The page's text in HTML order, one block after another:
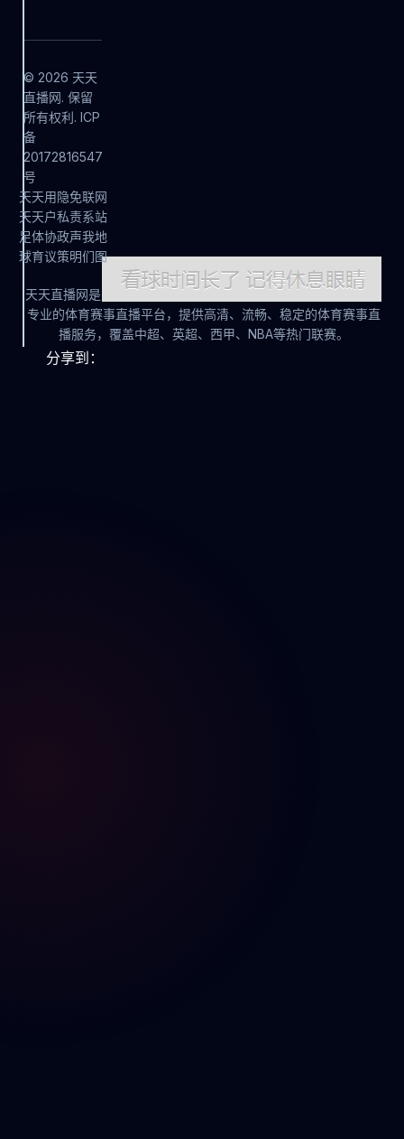
分享到：
© 2026 天天
直播网. 保留
所有权利. ICP
备
20172816547
号
天
天
足
球
天
天
体
育
用
户
协
议
隐
私
政
策
免
责
声
明
联
系
我
们
网
站
地
图
天天直播网是
专业的体育赛事直播平台，提供高清、流畅、稳定的体育赛事直
播服务，覆盖中超、英超、西甲、NBA等热门联赛。